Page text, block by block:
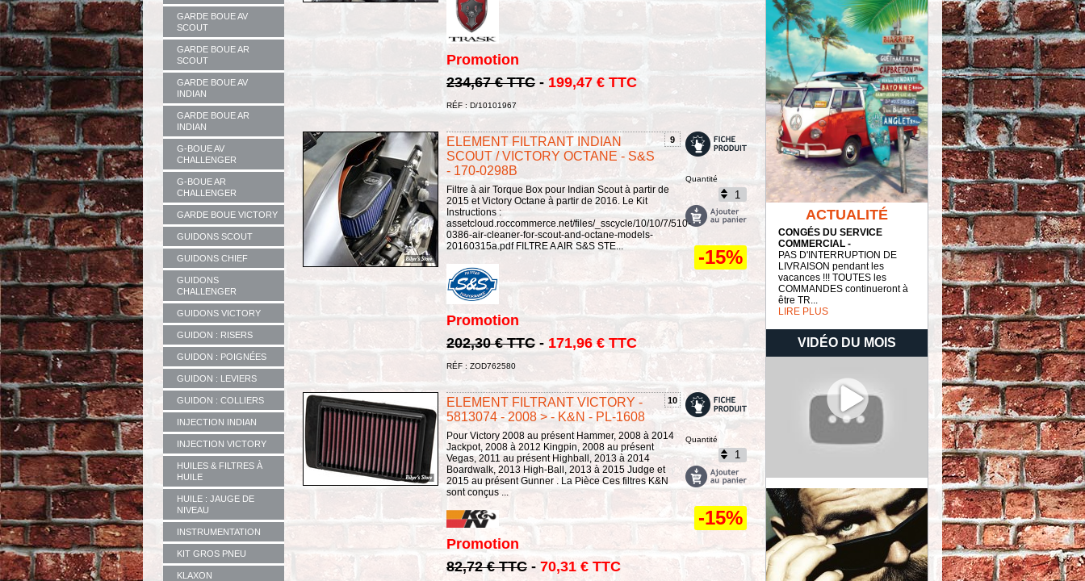
GARDE BOUE AV
SCOUT
GARDE BOUE AR
SCOUT
GARDE BOUE AV
INDIAN
GARDE BOUE AR
INDIAN
G-BOUE AV
CHALLENGER
G-BOUE AR
CHALLENGER
GARDE BOUE VICTORY
GUIDONS SCOUT
GUIDONS CHIEF
GUIDONS
CHALLENGER
GUIDONS VICTORY
GUIDON : RISERS
GUIDON : POIGNÉES
GUIDON : LEVIERS
GUIDON : COLLIERS
INJECTION INDIAN
INJECTION VICTORY
HUILES & FILTRES À
HUILE
HUILE : JAUGE DE
NIVEAU
INSTRUMENTATION
KIT GROS PNEU
KLAXON
Promotion
234,67 € TTC - 199,47 € TTC
RÉF : D/10101967
9
ELEMENT FILTRANT INDIAN
SCOUT / VICTORY OCTANE - S&S
- 170-0298B
Filtre à air Torque Box pour Indian Scout à partir de
2015 et Victory Octane à partir de 2016. Le Kit
Instructions :
assetcloud.roccommerce.net/files/_sscycle/10/10/7/510-
0386-air-cleaner-for-scout-and-octane-models-
20160315a.pdf FILTRE A AIR S&S STE...
Promotion
202,30 € TTC - 171,96 € TTC
RÉF : ZOD762580
Quantité
-15%
10
ELEMENT FILTRANT VICTORY -
5813074 - 2008 > - K&N - PL-1608
Pour Victory 2008 au présent Hammer, 2008 à 2014
Jackpot, 2008 à 2012 Kingpin, 2008 au présent
Vegas, 2011 au présent Highball, 2013 à 2014
Boardwalk, 2013 High-Ball, 2013 à 2015 Judge et
2015 au présent Gunner . La Pièce Ces filtres K&N
sont conçus ...
Promotion
82,72 € TTC - 70,31 € TTC
Quantité
-15%
ACTUALITÉ
CONGÉS DU SERVICE
COMMERCIAL -
PAS D'INTERRUPTION DE
LIVRAISON pendant les
vacances !!! TOUTES les
COMMANDES continueront à
être TR...
LIRE PLUS
VIDÉO DU MOIS